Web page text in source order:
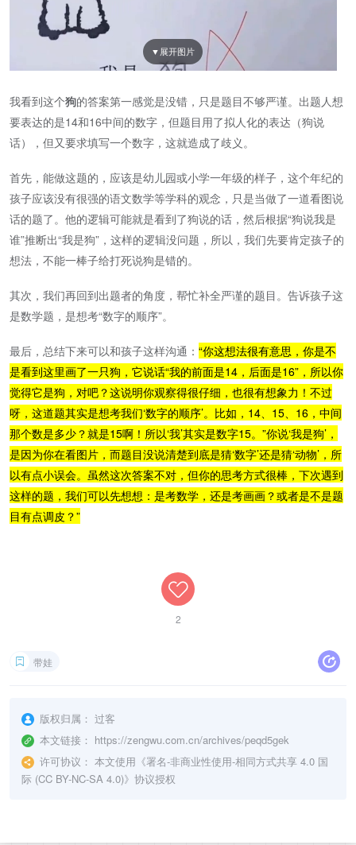
我看到这个狗的答案第一感觉是没错，只是题目不够严谨。出题人想
要表达的是14和16中间的数字，但题目用了拟人化的表达（狗说
话），但又要求填写一个数字，这就造成了歧义。
首先，能做这题的，应该是幼儿园或小学一年级的样子，这个年纪的
孩子应该没有很强的语文数学等学科的观念，只是当做了一道看图说
话的题了。他的逻辑可能就是看到了狗说的话，然后根据“狗说我是
谁”推断出“我是狗”，这样的逻辑没问题，所以，我们先要肯定孩子的
想法，不能一棒子给打死说狗是错的。
其次，我们再回到出题者的角度，帮忙补全严谨的题目。告诉孩子这
是数学题，是想考“数字的顺序”。
最后，总结下来可以和孩子这样沟通： “你这想法很有意思，你是不
是看到这里画了一只狗，它说话“我的前面是14，后面是16”，所以你
觉得它是狗，对吧？这说明你观察得很仔细，也很有想象力！不过
呀，这道题其实是想考我们‘数字的顺序’。比如，14、15、16，中间
那个数是多少？就是15啊！所以‘我’其实是数字15。”你说‘我是狗’，
是因为你在看图片，而题目没说清楚到底是猜‘数字’还是猜‘动物’，所
以有点小误会。虽然这次答案不对，但你的思考方式很棒，下次遇到
这样的题，我们可以先想想：是考数学，还是考画画？或者是不是题
目有点调皮？”
2
带娃
版权归属： 过客
本文链接： https://zengwu.com.cn/archives/peqd5gek
许可协议： 本文使用《署名-非商业性使用-相同方式共享 4.0 国
际 (CC BY-NC-SA 4.0)》协议授权